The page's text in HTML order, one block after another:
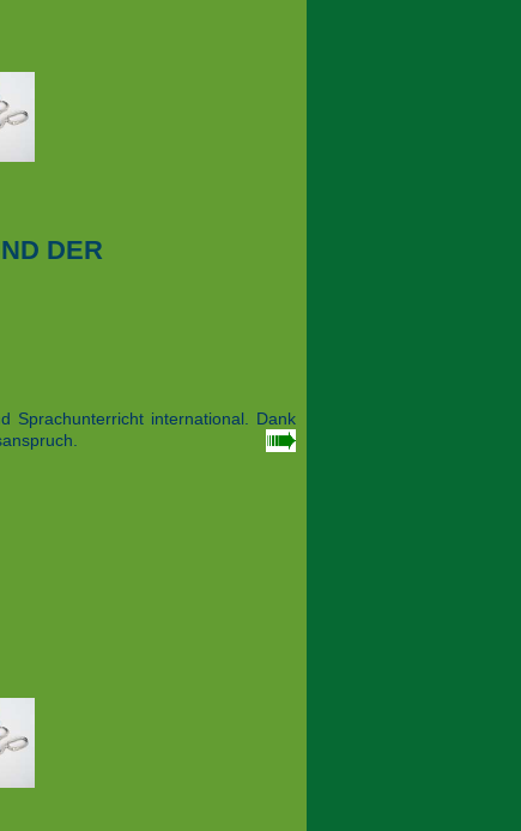
DER
Sprachunterricht international. Dank